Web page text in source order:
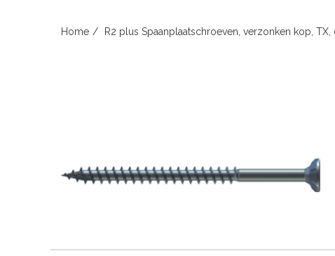
Home R2 plus Spaanplaatschroeven, verzonken kop,